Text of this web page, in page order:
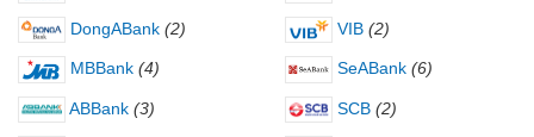
DongABank (2) VIB (2)
MBBank (4) SeABank (6)
ABBank (3) SCB (2)